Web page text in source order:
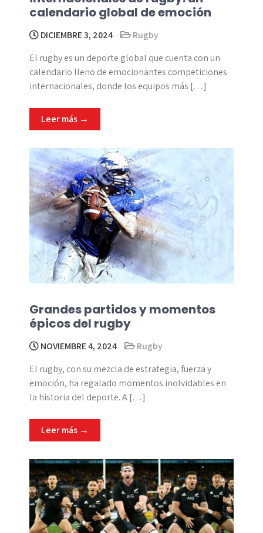
calendario global de emoción
DICIEMBRE 3, 2024
Rugby
El rugby es un deporte global que cuenta con un
calendario lleno de emocionantes competiciones
internacionales, donde los equipos más […]
Leer más →
Grandes partidos y momentos
épicos del rugby
NOVIEMBRE 4, 2024
Rugby
El rugby, con su mezcla de estrategia, fuerza y
emoción, ha regalado momentos inolvidables en
la historia del deporte. A […]
Leer más →